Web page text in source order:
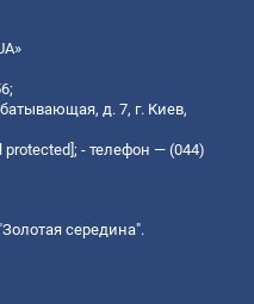
д. 7, г. Киев,
protected] ; - телефон — (044)
середина".